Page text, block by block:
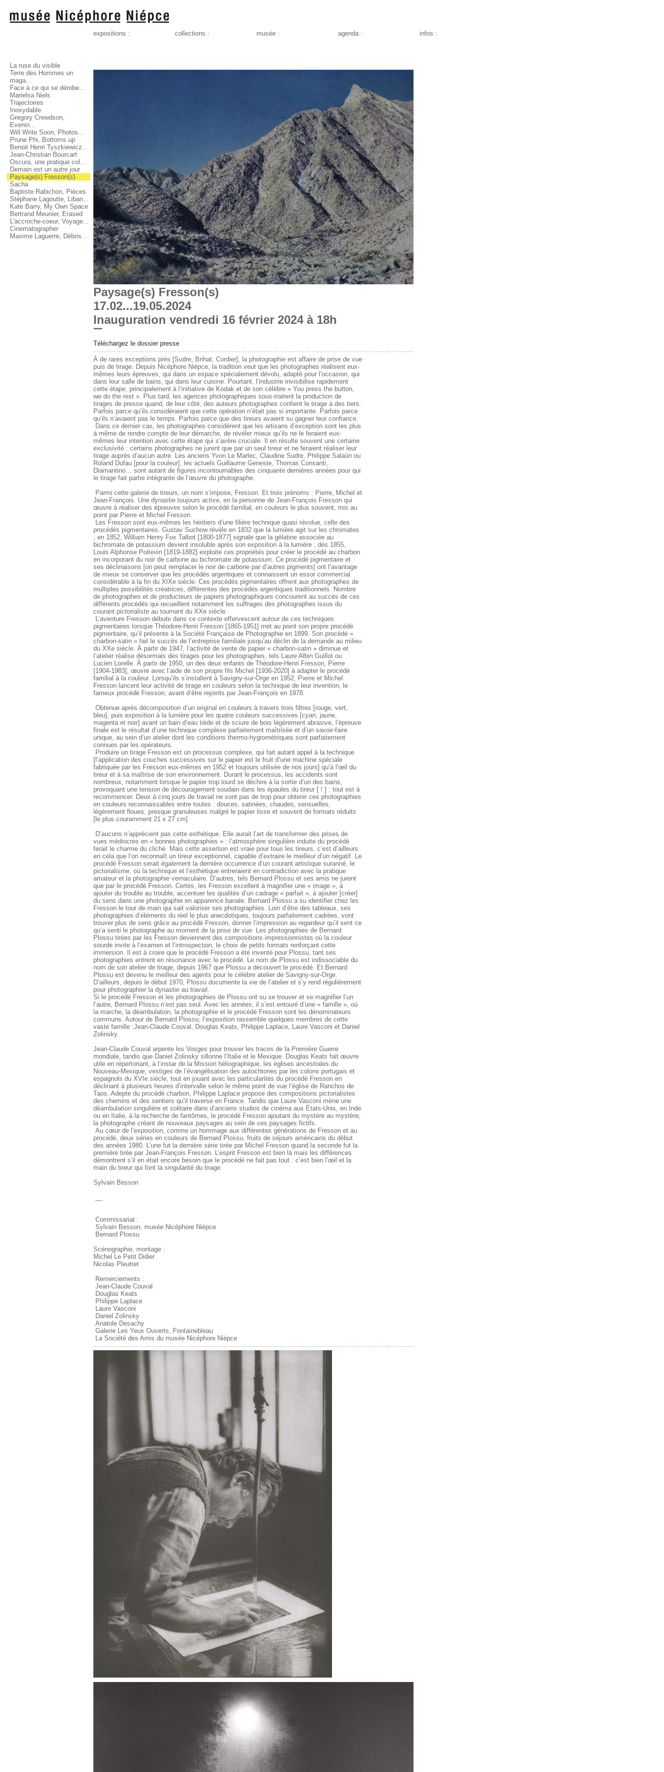
expositions : collections : musée : agenda : infos :
La ruse du visible
Terre des Hommes un
maga...
Face à ce qui se dérobe...
Marielsa Niels
Trajectoires
Inoxydable
Gregory Crewdson,
Evenin...
Will Write Soon, Photos...
Prune Phi, Bottoms up
Benoit Henri Tyszkiewicz...
Jean-Christian Bourcart
Oscura, une pratique col...
Demain est un autre jour
Paysage(s) Fresson(s)
Sacha
Baptiste Rabichon, Pièces
Stéphane Lagoutte, Liban...
Kate Barry, My Own Space
Bertrand Meunier, Erased
L'accroche-coeur, Voyage...
Cinematographer
Maxime Laguerre, Débris...
Paysage(s) Fresson(s)
17.02...19.05.2024
Inauguration vendredi 16 février 2024 à 18h
Téléchargez le dossier presse
À de rares exceptions près [Sudre, Brihat, Cordier], la photographie est affaire de prise de vue
puis de tirage. Depuis Nicéphore Niépce, la tradition veut que les photographes réalisent eux-
mêmes leurs épreuves, qui dans un espace spécialement dévolu, adapté pour l’occasion, qui
dans leur salle de bains, qui dans leur cuisine. Pourtant, l’industrie invisibilise rapidement
cette étape, principalement à l’initiative de Kodak et de son célèbre « You press the button,
we do the rest ». Plus tard, les agences photographiques sous-traitent la production de
tirages de presse quand, de leur côté, des auteurs photographes confient le tirage à des tiers.
Parfois parce qu’ils considéraient que cette opération n’était pas si importante. Parfois parce
qu’ils n’avaient pas le temps. Parfois parce que des tireurs avaient su gagner leur confiance.
Dans ce dernier cas, les photographes considèrent que les artisans d’exception sont les plus
à même de rendre compte de leur démarche, de révéler mieux qu’ils ne le feraient eux-
mêmes leur intention avec cette étape qui s’avère cruciale. Il en résulte souvent une certaine
exclusivité : certains photographes ne jurent que par un seul tireur et ne feraient réaliser leur
tirage auprès d’aucun autre. Les anciens Yvon Le Marlec, Claudine Sudre, Philippe Salaün ou
Roland Dufau [pour la couleur], les actuels Guillaume Geneste, Thomas Consanti,
Diamantino… sont autant de figures incontournables des cinquante dernières années pour qui
le tirage fait partie intégrante de l’œuvre du photographe.
Parmi cette galerie de tireurs, un nom s’impose, Fresson. Et trois prénoms : Pierre, Michel et
Jean-François. Une dynastie toujours active, en la personne de Jean-François Fresson qui
œuvre à réaliser des épreuves selon le procédé familial, en couleurs le plus souvent, mis au
point par Pierre et Michel Fresson.
Les Fresson sont eux-mêmes les héritiers d’une filière technique quasi révolue, celle des
procédés pigmentaires. Gustav Suchow révèle en 1832 que la lumière agit sur les chromates
; en 1852, William Henry Fox Talbot [1800-1877] signale que la gélatine associée au
bichromate de potassium devient insoluble après son exposition à la lumière ; dès 1855,
Louis Alphonse Poitevin [1819-1882] exploite ces propriétés pour créer le procédé au charbon
en incorporant du noir de carbone au bichromate de potassium. Ce procédé pigmentaire et
ses déclinaisons [on peut remplacer le noir de carbone par d’autres pigments] ont l’avantage
de mieux se conserver que les procédés argentiques et connaissent un essor commercial
considérable à la fin du XIXe siècle. Ces procédés pigmentaires offrent aux photographes de
multiples possibilités créatrices, différentes des procédés argentiques traditionnels. Nombre
de photographes et de producteurs de papiers photographiques concourent au succès de ces
différents procédés qui recueillent notamment les suffrages des photographes issus du
courant pictorialiste au tournant du XXe siècle.
L’aventure Fresson débute dans ce contexte effervescent autour de ces techniques
pigmentaires lorsque Théodore-Henri Fresson [1865-1951] met au point son propre procédé
pigmentaire, qu’il présente à la Société Française de Photographie en 1899. Son procédé «
charbon-satin » fait le succès de l’entreprise familiale jusqu’au déclin de la demande au milieu
du XXe siècle. À partir de 1947, l’activité de vente de papier « charbon-satin » diminue et
l’atelier réalise désormais des tirages pour les photographes, tels Laure Albin Guillot ou
Lucien Lorelle. À partir de 1950, un des deux enfants de Théodore-Henri Fresson, Pierre
[1904-1983], œuvre avec l’aide de son propre fils Michel [1936-2020] à adapter le procédé
familial à la couleur. Lorsqu’ils s’installent à Savigny-sur-Orge en 1952, Pierre et Michel
Fresson lancent leur activité de tirage en couleurs selon la technique de leur invention, le
fameux procédé Fresson, avant d’être rejoints par Jean-François en 1978.
Obtenue après décomposition d’un original en couleurs à travers trois filtres [rouge, vert,
bleu], puis exposition à la lumière pour les quatre couleurs successives [cyan, jaune,
magenta et noir] avant un bain d’eau tiède et de sciure de bois légèrement abrasive, l’épreuve
finale est le résultat d’une technique complexe parfaitement maîtrisée et d’un savoir-faire
unique, au sein d’un atelier dont les conditions thermo-hygrométriques sont parfaitement
connues par les opérateurs.
Produire un tirage Fresson est un processus complexe, qui fait autant appel à la technique
[l’application des couches successives sur le papier est le fruit d’une machine spéciale
fabriquée par les Fresson eux-mêmes en 1952 et toujours utilisée de nos jours] qu’à l’œil du
tireur et à sa maîtrise de son environnement. Durant le processus, les accidents sont
nombreux, notamment lorsque le papier trop lourd se déchire à la sortie d’un des bains,
provoquant une tension de découragement soudain dans les épaules du tireur [ ! ] : tout est à
recommencer. Deux à cinq jours de travail ne sont pas de trop pour obtenir ces photographies
en couleurs reconnaissables entre toutes : douces, satinées, chaudes, sensuelles,
légèrement floues, presque granuleuses malgré le papier lisse et souvent de formats réduits
[le plus couramment 21 x 27 cm].
D’aucuns n’apprécient pas cette esthétique. Elle aurait l’art de transformer des prises de
vues médiocres en « bonnes photographies » : l’atmosphère singulière induite du procédé
ferait le charme du cliché. Mais cette assertion est vraie pour tous les tireurs, c’est d’ailleurs
en cela que l’on reconnaît un tireur exceptionnel, capable d’extraire le meilleur d’un négatif. Le
procédé Fresson serait également la dernière occurrence d’un courant artistique suranné, le
pictorialisme, où la technique et l’esthétique entreraient en contradiction avec la pratique
amateur et la photographie vernaculaire. D’autres, tels Bernard Plossu et ses amis ne jurent
que par le procédé Fresson. Certes, les Fresson excellent à magnifier une « image », à
ajouter du trouble au trouble, accentuer les qualités d’un cadrage « parfait », à ajouter [créer]
du sens dans une photographie en apparence banale. Bernard Plossu a su identifier chez les
Fresson le tour de main qui sait valoriser ses photographies. Loin d’être des tableaux, ses
photographies d’éléments du réel le plus anecdotiques, toujours parfaitement cadrées, vont
trouver plus de sens grâce au procédé Fresson, donner l’impression au regardeur qu’il sent ce
qu’a senti le photographe au moment de la prise de vue. Les photographies de Bernard
Plossu tirées par les Fresson deviennent des compositions impressionnistes où la couleur
sourde invite à l’examen et l’introspection, le choix de petits formats renforçant cette
immersion. Il est à croire que le procédé Fresson a été inventé pour Plossu, tant ses
photographies entrent en résonance avec le procédé. Le nom de Plossu est indissociable du
nom de son atelier de tirage, depuis 1967 que Plossu a découvert le procédé. Et Bernard
Plossu est devenu le meilleur des agents pour le célèbre atelier de Savigny-sur-Orge.
D’ailleurs, depuis le début 1970, Plossu documente la vie de l’atelier et s’y rend régulièrement
pour photographier la dynastie au travail.
Si le procédé Fresson et les photographies de Plossu ont su se trouver et se magnifier l’un
l’autre, Bernard Plossu n’est pas seul. Avec les années, il s’est entouré d’une « famille », où
la marche, la déambulation, la photographie et le procédé Fresson sont les dénominateurs
communs. Autour de Bernard Plossu, l’exposition rassemble quelques membres de cette
vaste famille :Jean-Claude Couval, Douglas Keats, Philippe Laplace, Laure Vasconi et Daniel
Zolinsky.
Jean-Claude Couval arpente les Vosges pour trouver les traces de la Première Guerre
mondiale, tandis que Daniel Zolinsky sillonne l’Italie et le Mexique. Douglas Keats fait œuvre
utile en répertoriant, à l’instar de la Mission héliographique, les églises ancestrales du
Nouveau-Mexique, vestiges de l’évangélisation des autochtones par les colons portugais et
espagnols du XVIe siècle, tout en jouant avec les particularités du procédé Fresson en
déclinant à plusieurs heures d’intervalle selon le même point de vue l’église de Ranchos de
Taos. Adepte du procédé charbon, Philippe Laplace propose des compositions pictorialistes
des chemins et des sentiers qu’il traverse en France. Tandis que Laure Vasconi mène une
déambulation singulière et solitaire dans d’anciens studios de cinéma aux États-Unis, en Inde
ou en Italie, à la recherche de fantômes, le procédé Fresson ajoutant du mystère au mystère,
la photographe créant de nouveaux paysages au sein de ces paysages fictifs.
Au cœur de l’exposition, comme un hommage aux différentes générations de Fresson et au
procédé, deux séries en couleurs de Bernard Plossu, fruits de séjours américains du début
des années 1980. L’une fut la dernière série tirée par Michel Fresson quand la seconde fut la
première tirée par Jean-François Fresson. L’esprit Fresson est bien là mais les différences
démontrent s’il en était encore besoin que le procédé ne fait pas tout : c’est bien l’œil et la
main du tireur qui font la singularité du tirage.
Sylvain Besson
Commissariat :
Sylvain Besson, musée Nicéphore Niépce
Bernard Plossu
Scénographie, montage :
Michel Le Petit Didier
Nicolas Pleutret
Remerciements :
Jean-Claude Couval
Douglas Keats
Philippe Laplace
Laure Vasconi
Daniel Zolinsky
Anatole Desachy
Galerie Les Yeux Ouverts, Fontainebleau
La Société des Amis du musée Nicéphore Niépce